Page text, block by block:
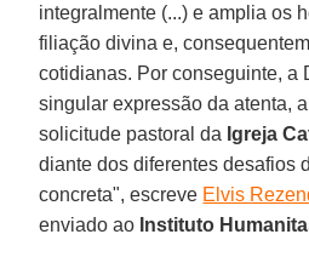
integralmente (...) e amplia os
filiação divina e,
cotidianas. Por conseguinte, a
singular expressão da atenta,
solicitude pastoral da Igreja
diante dos diferentes desafios
concreta", escreve Elvis
enviado ao Instituto